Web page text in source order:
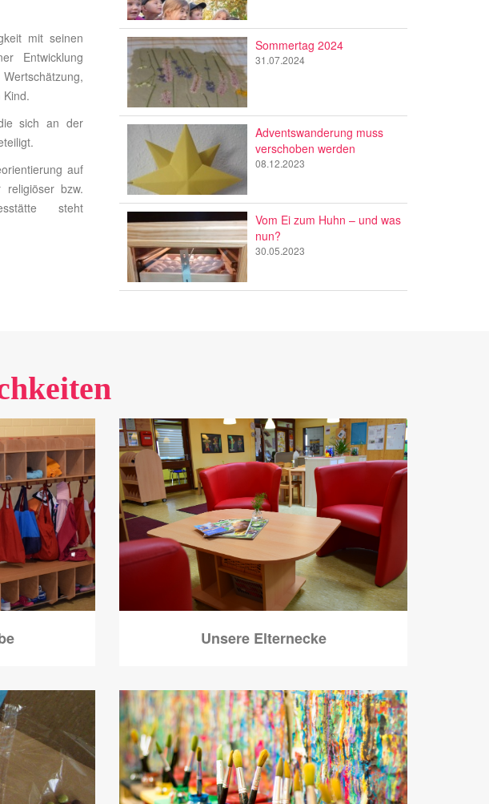
mit seinen
Entwicklung
sich an der
auf
religiöser bzw.
steht
Sommertag 2024
31.07.2024
Adventswanderung muss
verschoben werden
08.12.2023
Vom Ei zum Huhn – und was
nun?
30.05.2023
Unsere Elternecke